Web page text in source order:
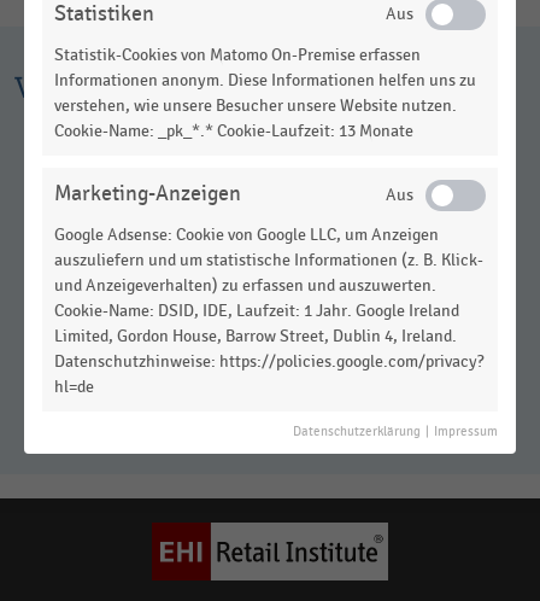
Weitere Infografiken
Anteil des Leerstandes an der
Retail-Mietfläche in deutschen
Statistiken
Statistik-Cookies von Matomo On-Premise erfassen
Informationen anonym. Diese Informationen helfen uns zu
verstehen, wie unsere Besucher unsere Website nutzen.
Cookie-Name: _pk_*.* Cookie-Laufzeit: 13 Monate
Marketing-Anzeigen
Google Adsense: Cookie von Google LLC, um Anzeigen
auszuliefern und um statistische Informationen (z. B. Klick-
und Anzeigeverhalten) zu erfassen und auszuwerten.
Cookie-Name: DSID, IDE, Laufzeit: 1 Jahr. Google Ireland
Limited, Gordon House, Barrow Street, Dublin 4, Ireland.
Datenschutzhinweise: https://policies.google.com/privacy?
hl=de
Datenschutzerklärung Impressum